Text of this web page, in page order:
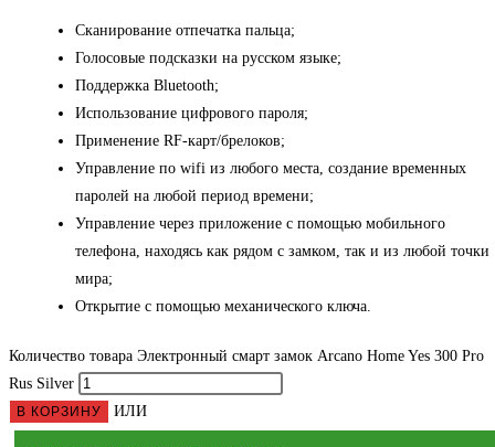
Сканирование отпечатка пальца;
Голосовые подсказки на русском языке;
Поддержка Bluetooth;
Использование цифрового пароля;
Применение RF-карт/брелоков;
Управление по wifi из любого места, создание временных
паролей на любой период времени;
Управление через приложение с помощью мобильного
телефона, находясь как рядом с замком, так и из любой точки
мира;
Открытие с помощью механического ключа.
Количество товара Электронный смарт замок Arcano Home Yes 300 Pro
Rus Silver
В КОРЗИНУ ИЛИ